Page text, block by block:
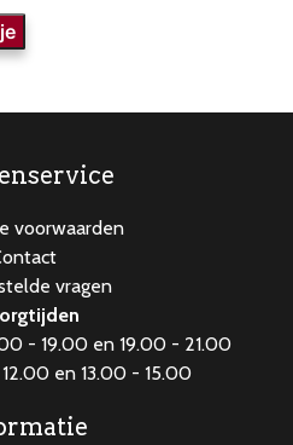
voorwaarden
vragen
- 19.00 en 19.00 - 21.00
en 13.00 - 15.00